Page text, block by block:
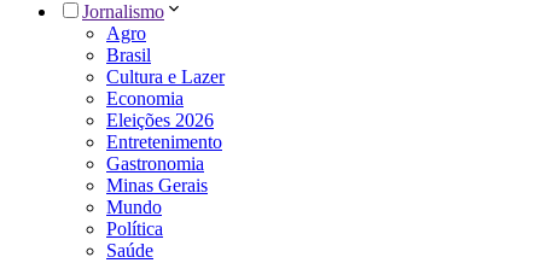
Jornalismo
Agro
Brasil
Cultura e Lazer
Economia
Eleições 2026
Entretenimento
Gastronomia
Minas Gerais
Mundo
Política
Saúde